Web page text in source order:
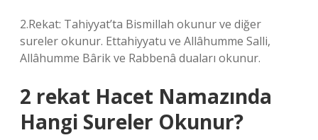
2.Rekat: Tahiyyat’ta Bismillah okunur ve diğer
sureler okunur. Ettahiyyatu ve Allâhumme Salli,
Allâhumme Bârik ve Rabbenâ duaları okunur.
2 rekat Hacet Namazında
Hangi Sureler Okunur?